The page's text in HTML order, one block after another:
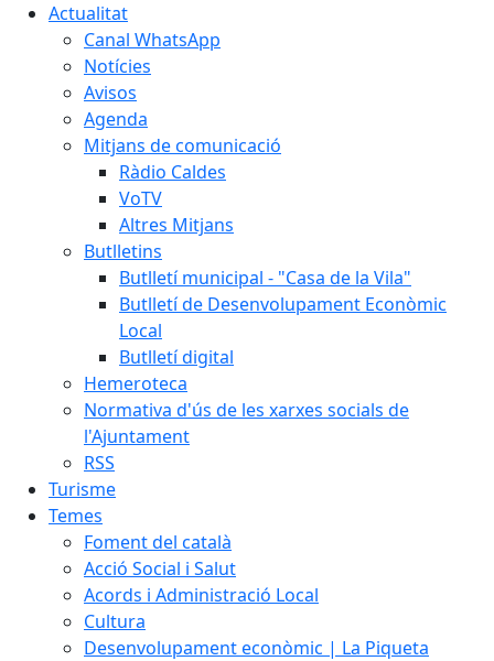
Actualitat
Canal WhatsApp
Notícies
Avisos
Agenda
Mitjans de comunicació
Ràdio Caldes
VoTV
Altres Mitjans
Butlletins
Butlletí municipal - "Casa de la Vila"
Butlletí de Desenvolupament Econòmic
Local
Butlletí digital
Hemeroteca
Normativa d'ús de les xarxes socials de
l'Ajuntament
RSS
Turisme
Temes
Foment del català
Acció Social i Salut
Acords i Administració Local
Cultura
Desenvolupament econòmic | La Piqueta